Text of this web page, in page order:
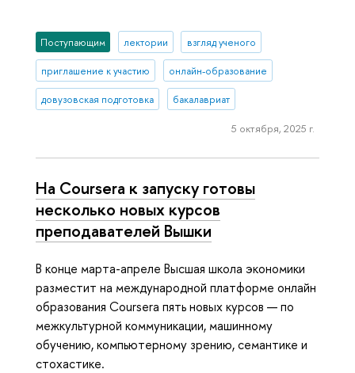
Поступающим лектории взгляд ученого
приглашение к участию онлайн-образование
довузовская подготовка бакалавриат
5 октября, 2025 г.
На Coursera к запуску готовы
несколько новых курсов
преподавателей Вышки
В конце марта-апреле Высшая школа экономики
разместит на международной платформе онлайн
образования Coursera пять новых курсов — по
межкультурной коммуникации, машинному
обучению, компьютерному зрению, семантике и
стохастике.